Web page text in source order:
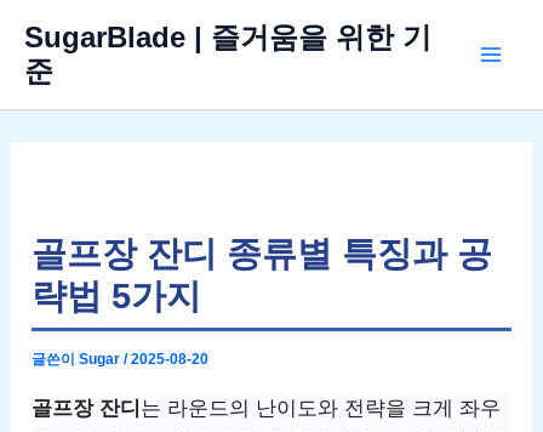
SugarBlade | 즐거움을 위한 기
준
골프장 잔디 종류별 특징과 공
략법 5가지
글쓴이Sugar/2025-08-20
골프장 잔디 는 라운드의 난이도와 전략을 크게 좌우